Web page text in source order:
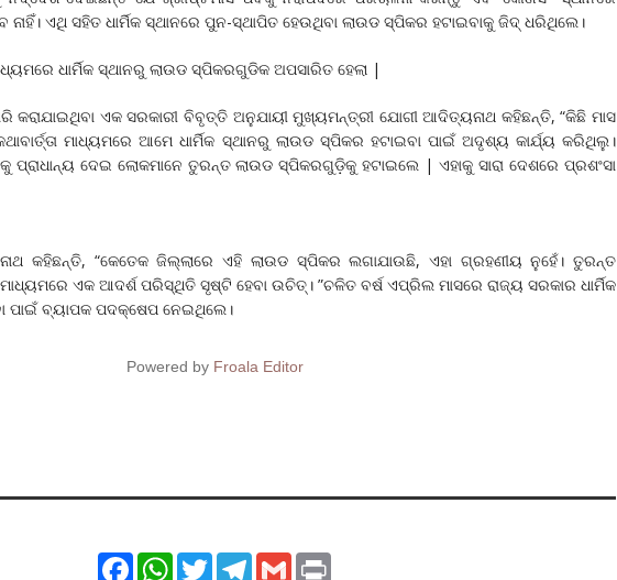
ନାହିଁ। ଏଥି ସହିତ ଧାର୍ମିକ ସ୍ଥାନରେ ପୁନ-ସ୍ଥାପିତ ହେଉଥିବା ଲାଉଡ ସ୍ପିକର ହଟାଇବାକୁ ଜିଦ୍ ଧରିଥିଲେ।
ଧାର୍ମିକ ସ୍ଥାନରୁ ଲାଉଡ ସ୍ପିକରଗୁଡିକ ଅପସାରିତ ହେଲା |
କରାଯାଇଥିବା ଏକ ସରକାରୀ ବିବୃତ୍ତି ଅନୁଯାୟୀ ମୁଖ୍ୟମନ୍ତ୍ରୀ ଯୋଗୀ ଆଦିତ୍ୟନାଥ କହିଛନ୍ତି, “କିଛି ମାସ
ମାଧ୍ୟମରେ ଆମେ ଧାର୍ମିକ ସ୍ଥାନରୁ ଲାଉଡ ସ୍ପିକର ହଟାଇବା ପାଇଁ ଅଦୃଶ୍ୟ କାର୍ଯ୍ୟ କରିଥିଲୁ।
ଦେଇ ଲୋକମାନେ ତୁରନ୍ତ ଲାଉଡ ସ୍ପିକରଗୁଡ଼ିକୁ ହଟାଇଲେ | ଏହାକୁ ସାରା ଦେଶରେ ପ୍ରଶଂସା
କହିଛନ୍ତି, “କେତେକ ଜିଲ୍ଲାରେ ଏହି ଲାଉଡ ସ୍ପିକର ଲଗାଯାଉଛି, ଏହା ଗ୍ରହଣୀୟ ନୁହେଁ। ତୁରନ୍ତ
ଏକ ଆଦର୍ଶ ପରିସ୍ଥିତି ସୃଷ୍ଟି ହେବା ଉଚିତ୍। ”ଚଳିତ ବର୍ଷ ଏପ୍ରିଲ ମାସରେ ରାଜ୍ୟ ସରକାର ଧାର୍ମିକ
ପାଇଁ ବ୍ୟାପକ ପଦକ୍ଷେପ ନେଇଥିଲେ।
Powered by Froala Editor
FacebookWhatsApp
TwitterTelegram
Gmail